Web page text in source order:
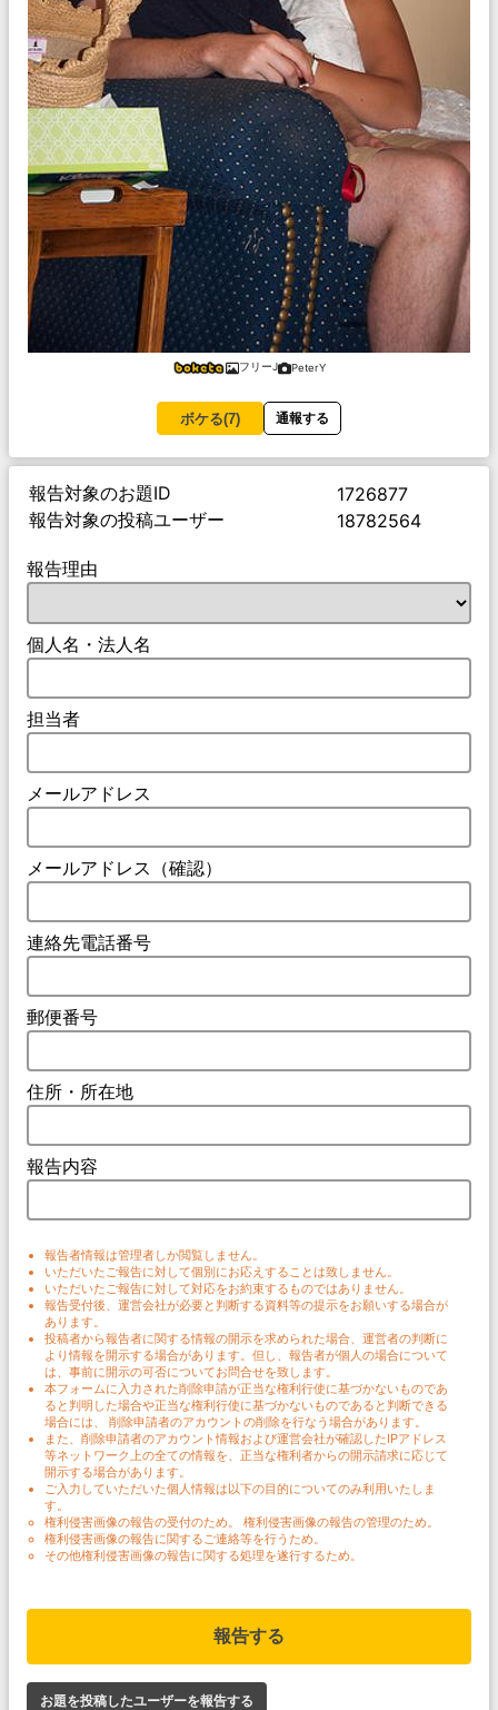
フリーJ PeterY
ボケる(7) 通報する
報告対象のお題ID
1726877
報告対象の投稿ユーザー
18782564
報告理由
個人名・法人名
担当者
メールアドレス
メールアドレス（確認）
連絡先電話番号
郵便番号
住所・所在地
報告内容
報告者情報は管理者しか閲覧しません。
いただいたご報告に対して個別にお応えすることは致しません。
いただいたご報告に対して対応をお約束するものではありません。
報告受付後、運営会社が必要と判断する資料等の提示をお願いする場合が
あります。
投稿者から報告者に関する情報の開示を求められた場合、運営者の判断に
より情報を開示する場合があります。但し、報告者が個人の場合について
は、事前に開示の可否についてお問合せを致します。
本フォームに入力された削除申請が正当な権利行使に基づかないものであ
ると判明した場合や正当な権利行使に基づかないものであると判断できる
場合には、 削除申請者のアカウントの削除を行なう場合があります。
また、削除申請者のアカウント情報および運営会社が確認したIPアドレス
等ネットワーク上の全ての情報を、正当な権利者からの開示請求に応じて
開示する場合があります。
ご入力していただいた個人情報は以下の目的についてのみ利用いたしま
す。
権利侵害画像の報告の受付のため。 権利侵害画像の報告の管理のため。
権利侵害画像の報告に関するご連絡等を行うため。
その他権利侵害画像の報告に関する処理を遂行するため。
報告する
お題を投稿したユーザーを報告する